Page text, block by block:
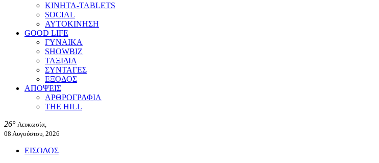
ΚΙΝΗΤΑ-TABLETS
SOCIAL
ΑΥΤΟΚΙΝΗΣΗ
GOOD LIFE
ΓΥΝΑΙΚΑ
SHOWBIZ
ΤΑΞΙΔΙΑ
ΣΥΝΤΑΓΕΣ
ΕΞΟΔΟΣ
ΑΠΟΨΕΙΣ
ΑΡΘΡΟΓΡΑΦΙΑ
THE HILL
26° Λευκωσία,
08 Αυγούστου, 2026
ΕΙΣΟΔΟΣ